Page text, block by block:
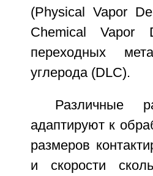
(Physical Vapor
Chemical Vapor
переходных
углерода (DLC).
Различные
адаптируют к
размеров
и скорости